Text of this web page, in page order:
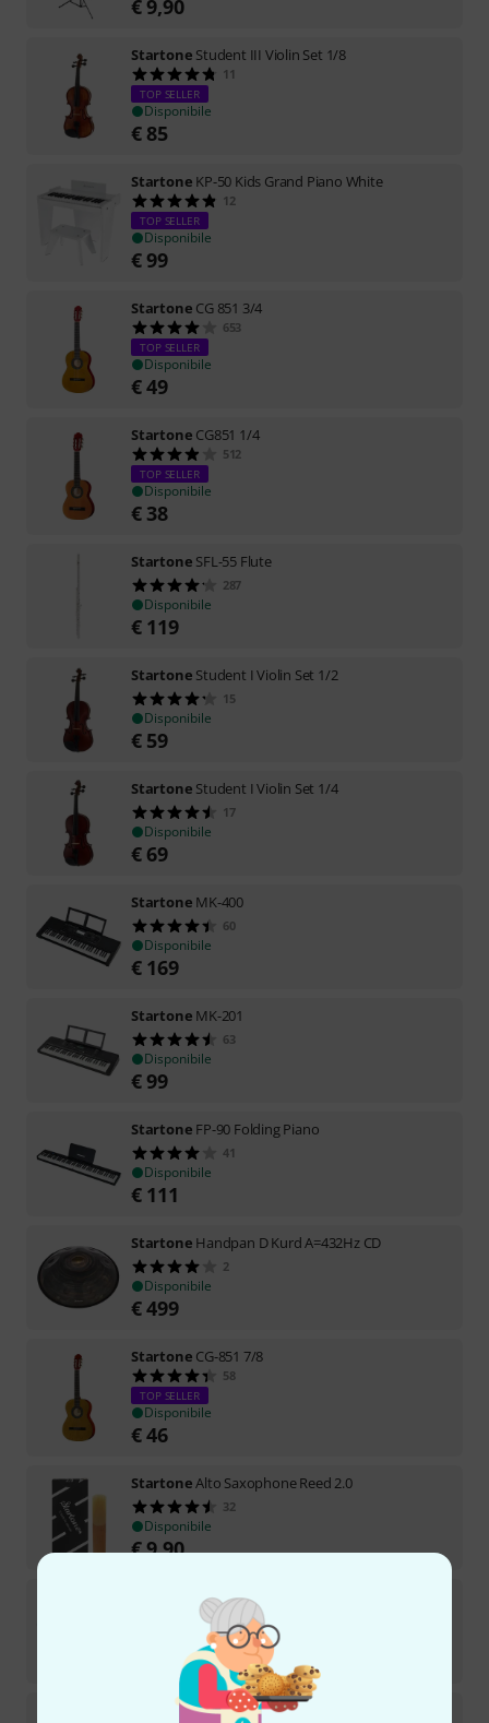
€9,90
Startone Student III Violin Set 1/8
11
TOP SELLER
Disponibile
€ 85
Startone KP-50 Kids Grand Piano White
12
TOP SELLER
Disponibile
€99
Startone CG 851 3/4
653
TOP SELLER
Disponibile
€49
Startone CG851 1/4
512
TOP SELLER
Disponibile
€ 38
Startone SFL-55 Flute
287
Disponibile
€ 119
Startone Student I Violin Set 1/2
15
Disponibile
€ 59
Startone Student I Violin Set 1/4
17
Disponibile
€ 69
Startone MK-400
60
Disponibile
€ 169
Startone MK-201
63
Disponibile
€99
Startone FP-90 Folding Piano
41
Disponibile
€ 111
Startone Handpan D Kurd A=432Hz CD
2
Disponibile
€499
Startone CG-851 7/8
58
TOP SELLER
Disponibile
€46
StartoneAlto Saxophone Reed 2.0
32
Disponibile
€9,90
BK-37 Mini Blue
Disponibile
StartoneCG-851 1/2 Blue